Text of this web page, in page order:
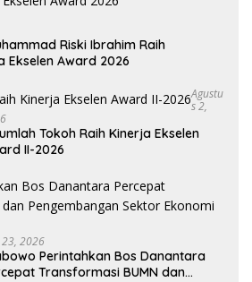
Riski Ibrahim Raih
Ekselen Award 2026
Agustu
S 2,
Tokoh Raih Kinerja Ekselen
II-2026
23, 2026
Perintahkan Bos Danantara
Transformasi BUMN dan